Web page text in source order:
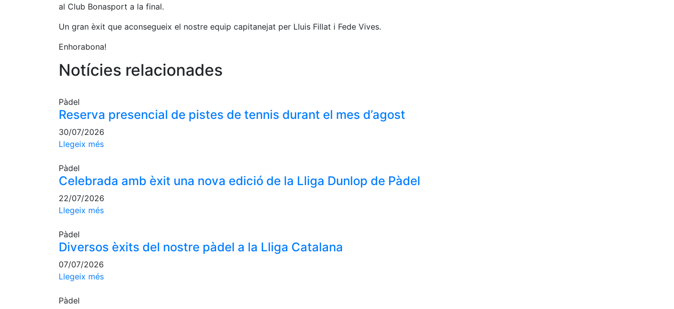
al Club Bonasport a la final.
Un gran èxit que aconsegueix el nostre equip capitanejat per Lluis Fillat i Fede Vives.
Enhorabona!
Notícies relacionades
Pàdel
Reserva presencial de pistes de tennis durant el mes d’agost
30/07/2026
Llegeix més
Pàdel
Celebrada amb èxit una nova edició de la Lliga Dunlop de Pàdel
22/07/2026
Llegeix més
Pàdel
Diversos èxits del nostre pàdel a la Lliga Catalana
07/07/2026
Llegeix més
Pàdel